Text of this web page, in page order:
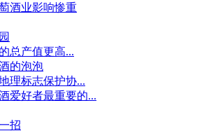
酒业影响惨重
总产值更高...
的泡泡
理标志保护协...
爱好者最重要的...
招